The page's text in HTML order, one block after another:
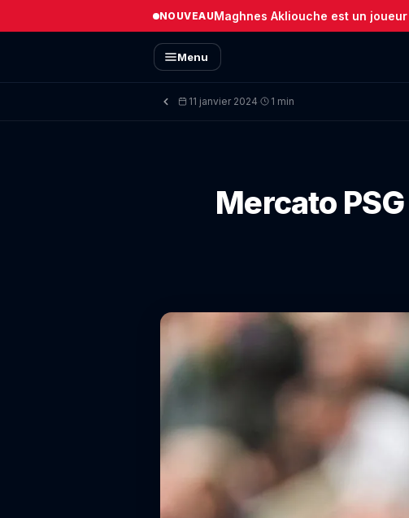
NOUVEAUMaghnes Akliouche est un
Menu
11 janvier 2024· 1 min
Mercato